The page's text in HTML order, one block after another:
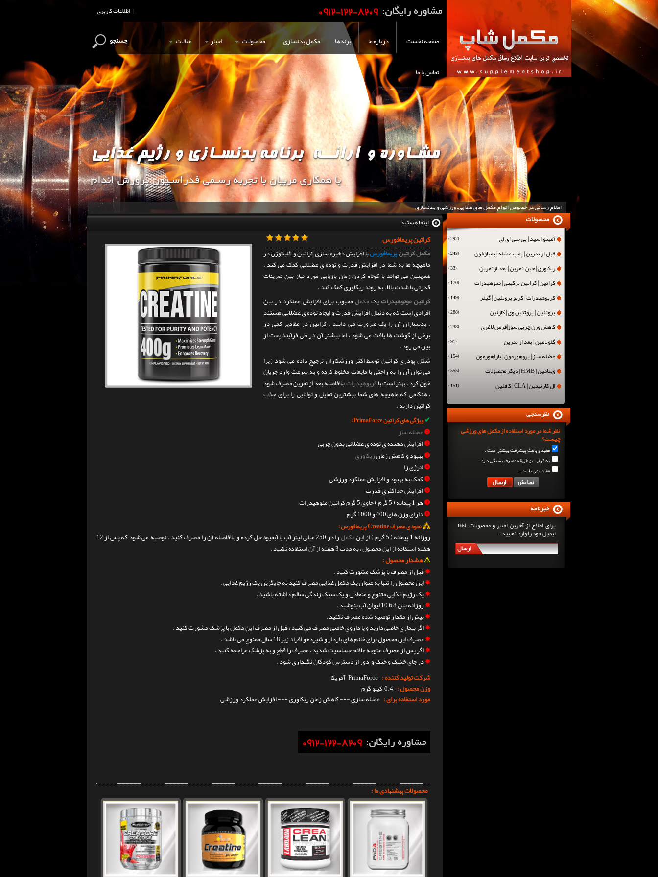
اطلاعات کاربری |
صفحه نخست درباره ما برندها مکمل بدنسازی محصولات اخبار مقالات
تماس با ما
جستجو
اطلاع رسانی در خصوص انواع مکمل های غذایی، ورزشی و بدنسازی
این وب سایت جهت اطلاع رسانی و
اینجا هستید
کراتین پریمافورس
مکمل کراتینپریمافورسبا افزایش ذخیره سازی کراتین و گلیکوژن در
ماهیچه ها به شما در افزایش قدرت و توده ی عضلانی کمک می کند .
همچنین می تواند با کوتاه کردن زمان بازیابی مورد نیاز بین تمرینات
قدرتی با شدت بالا ، به روند ریکاوری کمک کند .
کراتین مونوهیدراتیکمکملمحبوب برای افزایش عملکرد در بین
افرادی است که به دنبال افزایش قدرت و ایجاد توده ی عضلانی هستند
. بدنسازان آن را یک ضرورت می دانند . کراتین در مقادیر کمی در
برخی از گوشت ها یافت می شود ، اما بیشتر آن در طی فرآیند پخت از
بین می رود .
شکل پودری کراتین توسط اکثر ورزشکاران ترجیح داده می شود زیرا
می توان آن را به راحتی با مایعات مخلوط کرده و به سرعت وارد جریان
خون کرد . بهتر است باکربوهیدراتبلافاصله بعد از تمرین مصرف شود
، هنگامی که ماهیچه های شما بیشترین تمایل و توانایی را برای جذب
کراتین دارند .
✔ویژگی های کراتین PrimaForce :
❶عضله ساز
❷افزایش دهنده ی توده ی عضلانی بدون چربی
❸بهبود و کاهش زمانریکاوری
❹انرژی زا
❺کمک به بهبود و افزایش عملکرد ورزشی
❻افزایش حداکثری قدرت
❼هر 1 پیمانه ( 5 گرم ) حاوی 5 گرم کراتین منوهیدرات
❽دارای وزن های 400 و 1000 گرم
⁂نحوه ی مصرف Creatine پریمافورس :
روزانه 1 پیمانه ( 5 گرم ) از این مکمل
را در 250 میلی لیتر آب یا آبمیوه حل کرده و بلافاصله آن را مصرف کنید . توصیه می شود که پس از 12
هفته استفاده از این محصول ، به مدت 3 هفته از آن استفاده نکنید .
⚠هشدار محصول :
✵قبل از مصرف با پزشک مشورت کنید .
✵این محصول را تنها به عنوان یک مکمل غذایی مصرف کنید نه جایگزین یک رژیم غذایی .
✵یک رژیم غذایی متنوع و متعادل و یک سبک زندگی سالم داشته باشید .
✵روزانه بین 8 تا 10 لیوان آب بنوشید .
✵بیش از مقدار توصیه شده مصرف نکنید .
✵اگر بیماری خاصی دارید و یا داروی خاصی مصرف می کنید ، قبل از مصرف این مکمل با پزشک مشورت کنید .
✵مصرف این محصول برای خانم های باردار و شیرده و افراد زیر 18 سال ممنوع می باشد .
✵اگر پس از مصرف متوجه علائم حساسیت شدید ، مصرف را قطع و به پزشک مراجعه کنید .
✵در جای خشک و خنک و دور از دسترس کودکان نگهداری شود .
شرکت تولید کننده : PrimaForce آمریکا
وزن محصول : 0.4 کیلو گرم
مورد استفاده برای : عضله سازی --- کاهش زمان ریکاوری --- افزایش عملکرد ورزشی
محصولات پیشنهادی ما :
آمینو اسید | بی سی ای ای (292)
قبل از تمرین | پمپ عضله | پمپاژخون (243)
ریکاوری | حین تمرین | بعد ازتمرین (33)
کراتین | کراتین ترکیبی | منوهیدرات (170)
کربوهیدرات | کربو پروتئین | گینر (149)
پروتئین | پروتئین وی | کازئین (288)
کاهش وزن|چربی سوز|قرص لاغری (238)
گلوتامین | بعد از تمرین (91)
عضله ساز | پروهورمون | پاراهورمون (154)
ویتامین | HMB | دیگر محصولات (555)
ال کارنیتین | CLA | کافئین (151)
محصولات
نظر شما در مورد استفاده از مکمل های ورزشی
چیست؟
مفید و باعث پیشرفت بیشتر است .
به کیفیت و طریقه مصرف بستگی دارد .
مفید نمی باشد .
نظرسنجی
برای اطلاع از آخرین اخبار و محصولات، لطفا
ایمیل خود را وارد نمایید :
ارسال
خبرنامه